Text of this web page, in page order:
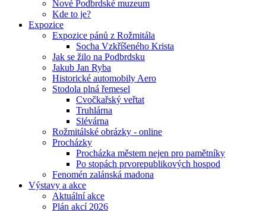
Nové Podbrdské muzeum
Kde to je?
Expozice
Expozice pánů z Rožmitála
Socha Vzkříšeného Krista
Jak se žilo na Podbrdsku
Jakub Jan Ryba
Historické automobily Aero
Stodola plná řemesel
Cvočkařský veřtat
Truhlárna
Slévárna
Rožmitálské obrázky - online
Procházky
Procházka městem nejen pro pamětníky
Po stopách prvorepublikových hospod
Fenomén zalánská madona
Výstavy a akce
Aktuální akce
Plán akcí 2026